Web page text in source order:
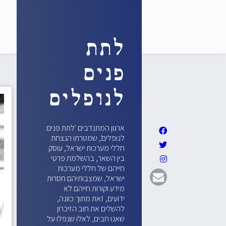
לתת
פנים
לנופלים
ארגון המתנדבים 'לתת פנים
לנופלים', שמטרתו הנצחת
חללי מערכות ישראל, עוסק
בין השאר, בהשלמת פרטי
חייהם של חללי מערכות
ישראל, שמצבותיהם חסרות
מידע וקורות חייהם לא
ידועים, זאת מתוך כוונה,
להשלים את חוב הזיכרון
שאנו חבים, לאלו שנפלו על